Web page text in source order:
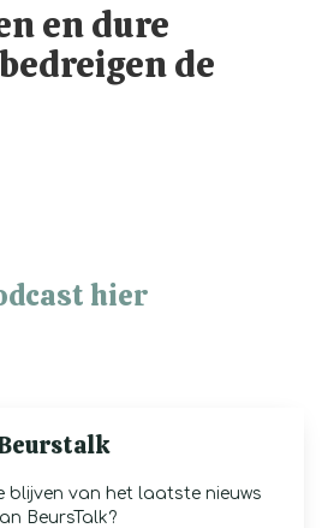
en dure
de
hier
van het laatste nieuws
BeursTalk?